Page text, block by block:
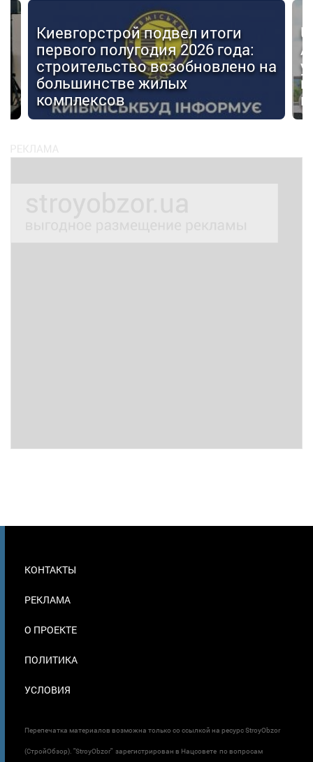
года:
на
Urban Capital Talks #6:
Александр Червак о
украинского девелопмента,
государственной
международных
В
КОНТАКТЫ
РЕКЛАМА
О ПРОЕКТЕ
ПОЛИТИКА
УСЛОВИЯ
Перепечатка материалов возможна только со ссылкой на ресурс StroyObzor
(СтройОбзор). "StroyObzor" зарегистрирован в Нацсовете по вопросам